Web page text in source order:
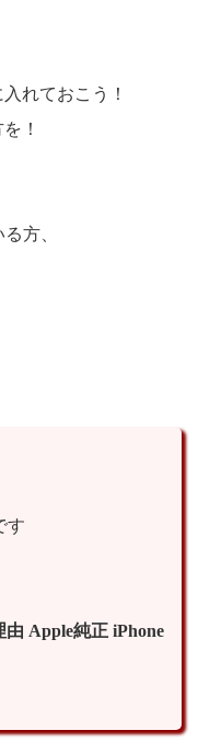
れておこう！
！
方、
す
Apple純正 iPhone